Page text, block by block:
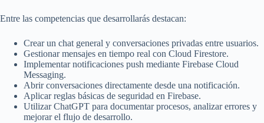
Entre las competencias que desarrollarás destacan:
Crear un chat general y conversaciones privadas entre usuarios.
Gestionar mensajes en tiempo real con Cloud Firestore.
Implementar notificaciones push mediante Firebase Cloud
Messaging.
Abrir conversaciones directamente desde una notificación.
Aplicar reglas básicas de seguridad en Firebase.
Utilizar ChatGPT para documentar procesos, analizar errores y
mejorar el flujo de desarrollo.